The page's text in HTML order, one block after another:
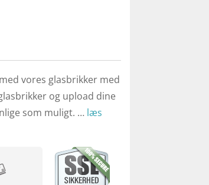
vores glasbrikker med
og upload dine
som muligt. … læs